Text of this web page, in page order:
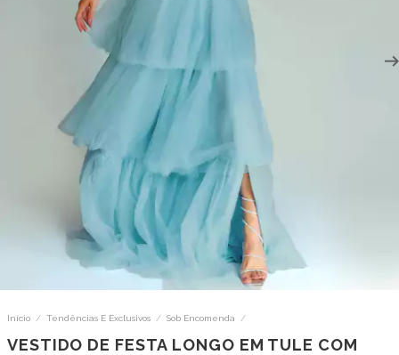
Início / Tendências E Exclusivos / Sob Encomenda /
VESTIDO DE FESTA LONGO EM TULE COM